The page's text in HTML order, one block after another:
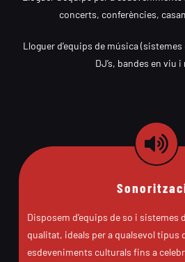
concerts, conferències,
Lloguer d’equips de música
DJ’s, bandes en viu
Disposem d’equips de so i sistemes
qualitat, ideals per a qualsevol tipus
esdeveniments culturals fins a